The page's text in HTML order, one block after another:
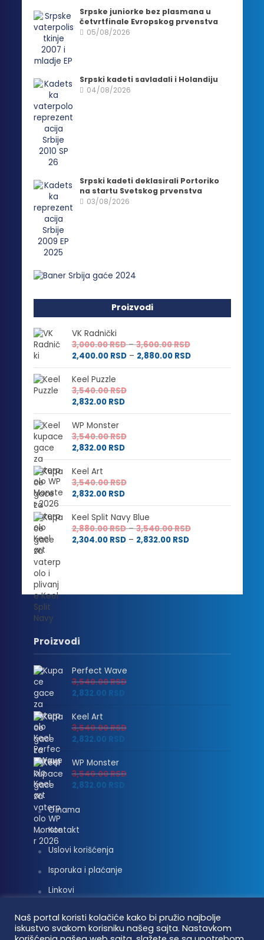
Srpske juniorke bez plasmana u
četvrtfinale Evropskog prvenstva
05/08/2026
Srpski kadeti savladali i Holandiju
04/08/2026
Srpski kadeti deklasirali Portoriko
na startu Svetskog prvenstva
03/08/2026
Proizvodi
VK Radnički
3,000.00RSD – 3,600.00RSDRaspon
cena:
od
2,400.00 RSD – 2,880.00 RSDRaspon
cena:
2,880.00 RSD
Keel Puzzle
3,540.00RSD
2,832.00 RSD
WP Monster
3,540.00RSD
2,832.00 RSD
Keel Art
3,540.00RSD
2,832.00 RSD
Keel Split Navy Blue
2,880.00RSD – 3,540.00RSDRaspon
2,304.00 RSD – 2,832.00 RSDRaspon
2,832.00 RSD
Proizvodi
Perfect Wave
3,540.00RSD
2,832.00 RSD
Keel Art
3,540.00RSD
2,832.00 RSD
WP Monster
3,540.00RSD
2,832.00 RSD
O nama
Kontakt
Uslovi korišćenja
Isporuka i plaćanje
Linkovi
Naš portal koristi kolačiće kako bi pružio najbolje
iskustvo svakom korisniku našeg sajta. Nastavkom